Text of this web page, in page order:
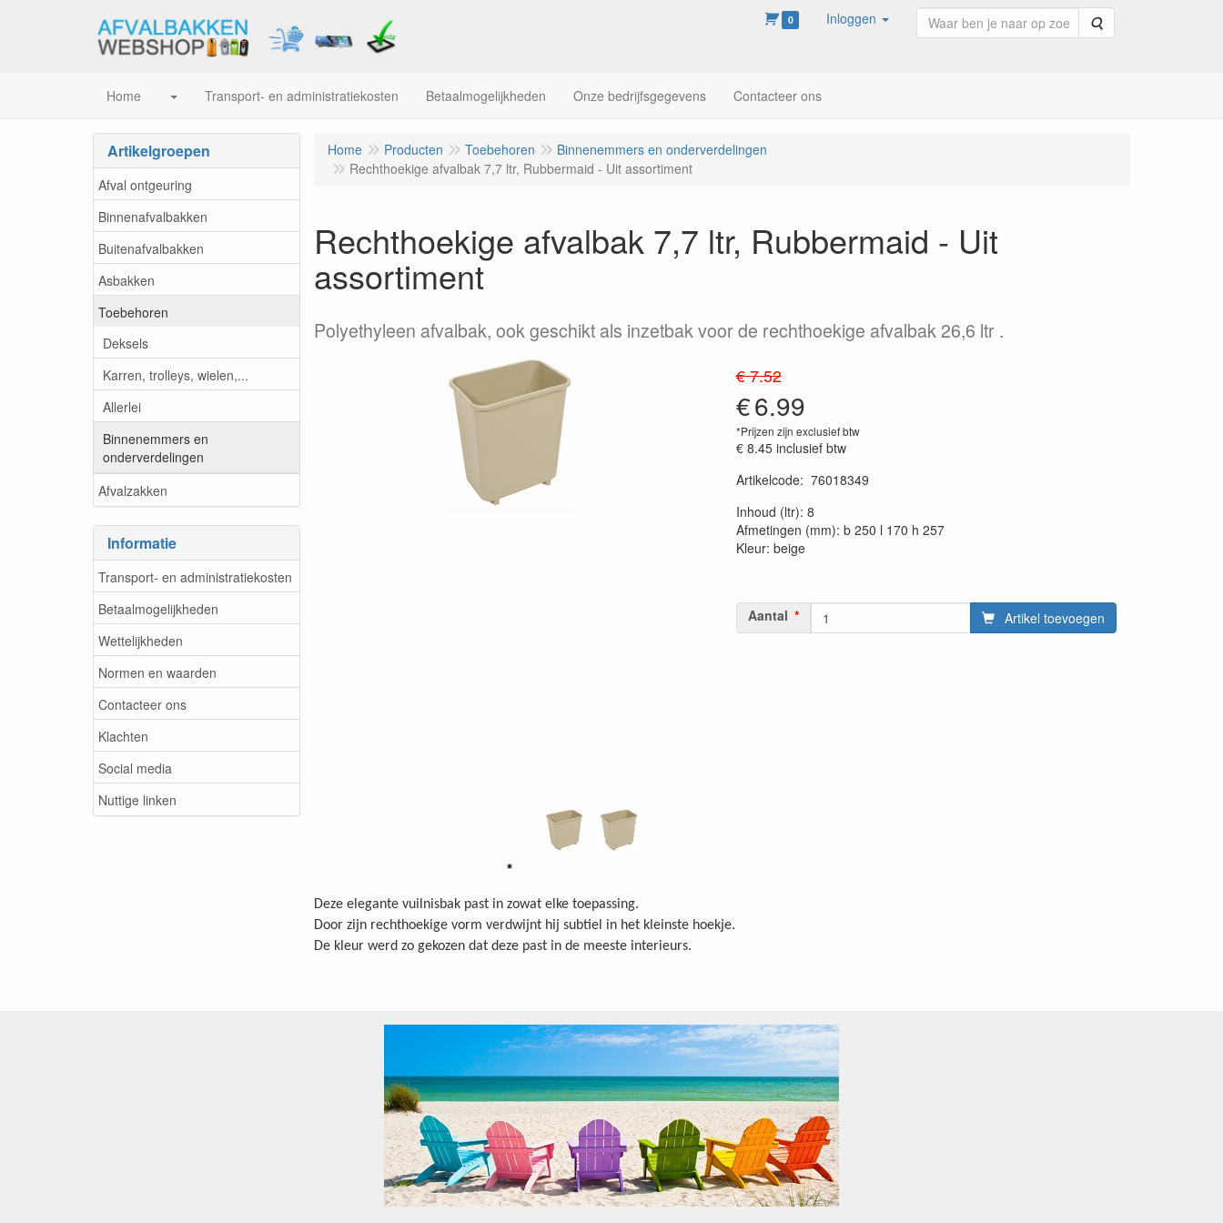
0 Inloggen Zoeken
Home Transport- en administratiekosten Betaalmogelijkheden Onze bedrijfsgegevens Contacteer ons
Artikelgroepen
Afval ontgeuring
Binnenafvalbakken
Buitenafvalbakken
Asbakken
Toebehoren
Deksels
Karren, trolleys, wielen,...
Allerlei
Binnenemmers en
onderverdelingen
Afvalzakken
Informatie
Transport- en administratiekosten
Betaalmogelijkheden
Wettelijkheden
Normen en waarden
Contacteer ons
Klachten
Social media
Nuttige linken
Home Producten Toebehoren
Binnenemmers en onderverdelingen
Rechthoekige afvalbak 7,7 ltr, Rubbermaid - Uit assortiment
Rechthoekige afvalbak 7,7 ltr, Rubbermaid - Uit
assortiment
Polyethyleen afvalbak, ook geschikt als inzetbak voor de rechthoekige afvalbak 26,6 ltr .
€ 7.52
€6.99
*Prijzen zijn exclusief btw
€ 8.45 inclusief btw
Artikelcode: 76018349
Inhoud (ltr): 8
Afmetingen (mm): b 250 l 170 h 257
Kleur: beige
Aantal Artikel toevoegen
Deze elegante vuilnisbak past in zowat elke toepassing.
Door zijn rechthoekige vorm verdwijnt hij subtiel in het kleinste hoekje.
De kleur werd zo gekozen dat deze past in de meeste interieurs.